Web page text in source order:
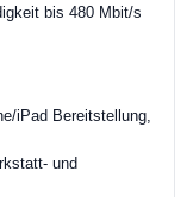
bis 480 Mbit/s
iPad Bereitstellung,
und